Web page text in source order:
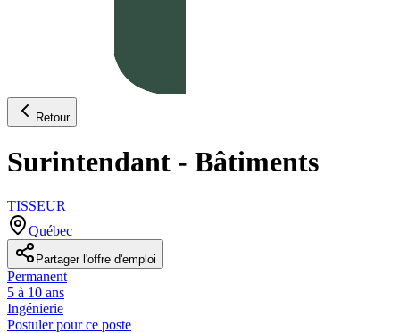
Retour
Surintendant - Bâtiments
TISSEUR
Québec
Partager l'offre d'emploi
Permanent
5 à 10 ans
Ingénierie
Postuler pour ce poste